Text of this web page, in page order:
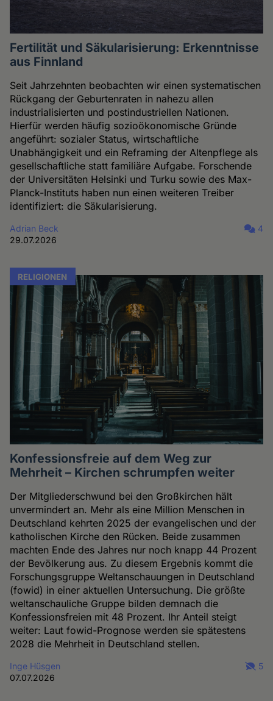
Fertilität und Säkularisierung: Erkenntnisse
aus Finnland
Seit Jahrzehnten beobachten wir einen systematischen
Rückgang der Geburtenraten in nahezu allen
industrialisierten und postindustriellen Nationen.
Hierfür werden häufig sozioökonomische Gründe
angeführt: sozialer Status, wirtschaftliche
Unabhängigkeit und ein Reframing der Altenpflege als
gesellschaftliche statt familiäre Aufgabe. Forschende
der Universitäten Helsinki und Turku sowie des Max-
Planck-Instituts haben nun einen weiteren Treiber
identifiziert: die Säkularisierung.
Adrian Beck
29.07.2026
4
RELIGIONEN
Konfessionsfreie auf dem Weg zur
Mehrheit – Kirchen schrumpfen weiter
Der Mitgliederschwund bei den Großkirchen hält
unvermindert an. Mehr als eine Million Menschen in
Deutschland kehrten 2025 der evangelischen und der
katholischen Kirche den Rücken. Beide zusammen
machten Ende des Jahres nur noch knapp 44 Prozent
der Bevölkerung aus. Zu diesem Ergebnis kommt die
Forschungsgruppe Weltanschauungen in Deutschland
(fowid) in einer aktuellen Untersuchung. Die größte
weltanschauliche Gruppe bilden demnach die
Konfessionsfreien mit 48 Prozent. Ihr Anteil steigt
weiter: Laut fowid-Prognose werden sie spätestens
2028 die Mehrheit in Deutschland stellen.
Inge Hüsgen
07.07.2026
5